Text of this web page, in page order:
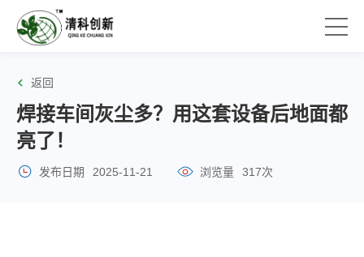
返回
焊接车间灰尘多？用这套设备后地面都
亮了！
发布日期 2025-11-21 浏览量 317次